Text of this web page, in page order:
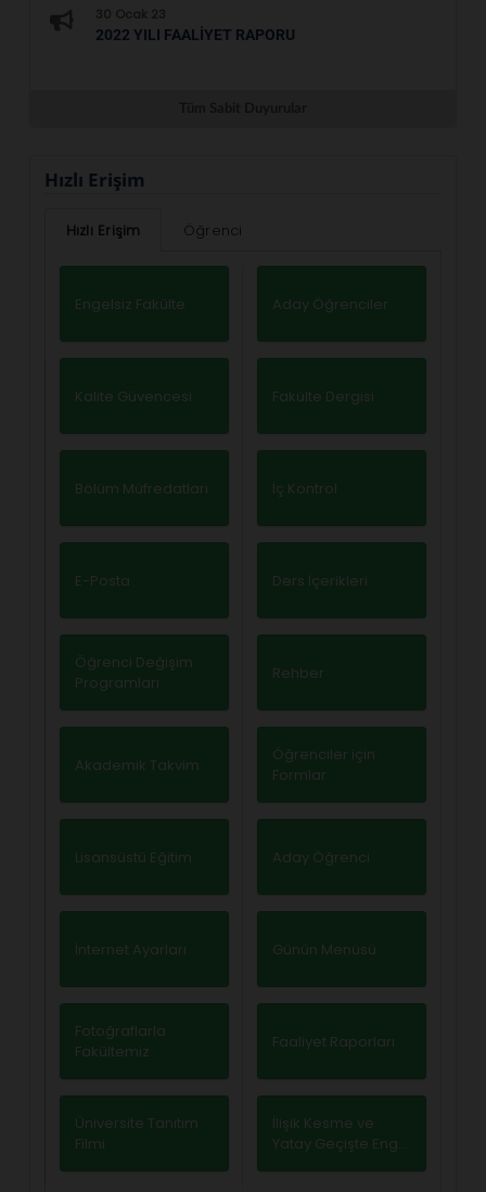
2022 YILI FAALİYET RAPORU
Hızlı Erişim
Hızlı Erişim Öğrenci
Engelsiz Fakülte Aday Öğrenciler
Kalite Güvencesi Fakülte Dergisi
Bölüm Müfredatları İç Kontrol
E-Posta Ders İçerikleri
Öğrenci Değişim
Programları
Rehber
Akademik Takvim
Öğrenciler için
Formlar
Lisansüstü Eğitim Aday Öğrenci
İnternet Ayarları Günün Menüsü
Fotoğraflarla
Fakültemiz
Faaliyet Raporları
Üniversite Tanıtım
Filmi
İlişik Kesme ve
Yatay Geçişte Engel